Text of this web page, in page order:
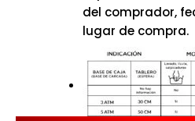
del comprador,
lugar de compra.